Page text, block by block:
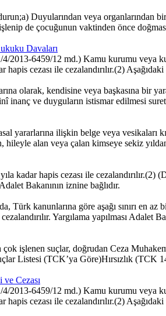
Duyularından veya organlarından
de çocuğunun vaktinden önce
Davaları
6459/12 md.) Kamu kurumu veya
cezası ile cezalandırılır.(2) Aşağıdaki
olarak, kendisine veya başkasına bir
inanç ve duyguların istismar edilmesi
ilişkin belge veya vesikaları
alan veya çalan kimseye sekiz
kadar hapis cezası ile
Bakanının iznine bağlıdır.
Türk kanunlarına göre aşağı sınırı en
Yargılama yapılması Adalet
işlenen suçlar, doğrudan Ceza
Listesi (TCK’ya Göre)Hırsızlık
Cezası
6459/12 md.) Kamu kurumu veya
cezası ile cezalandırılır.(2) Aşağıdaki